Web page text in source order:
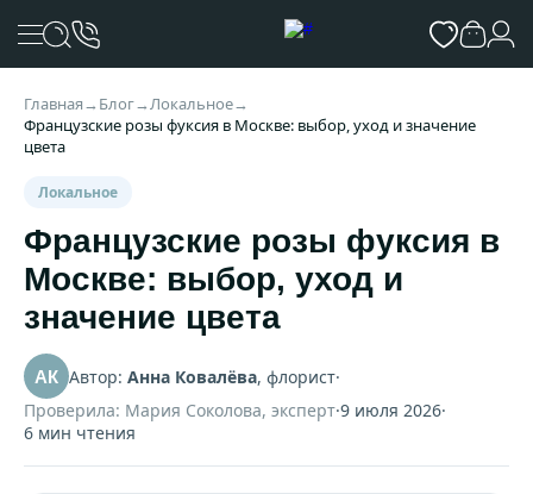
Главная→ Блог→Локальное→
Французские розы фуксия в Москве: выбор, уход и значение
цвета
Локальное
Французские розы фуксия в
Москве: выбор, уход и
значение цвета
АК Автор: Анна Ковалёва, флорист·
Проверила: Мария Соколова, эксперт·9 июля 2026·
6 мин чтения